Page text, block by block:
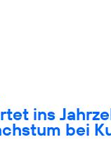
ins
bei